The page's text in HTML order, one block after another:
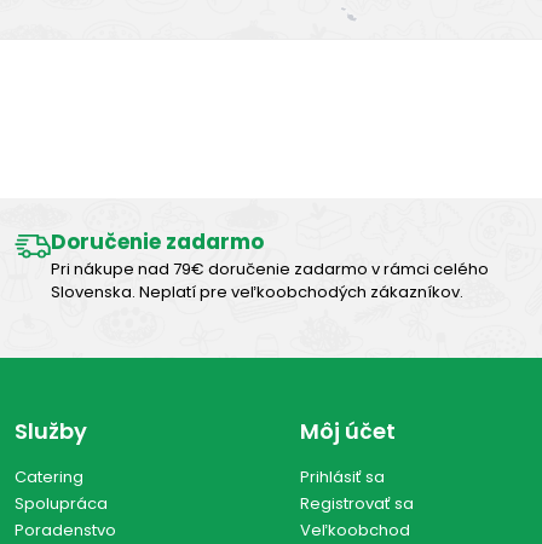
Doručenie zadarmo
Pri nákupe nad 79€ doručenie zadarmo v rámci celého
Slovenska. Neplatí pre veľkoobchodých zákazníkov.
Služby
Catering
Spolupráca
Poradenstvo
Môj účet
Prihlásiť sa
Registrovať sa
Veľkoobchod